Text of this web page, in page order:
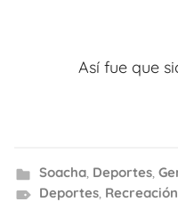
Así fue que
Soacha, Deportes,
Deportes, Recreación